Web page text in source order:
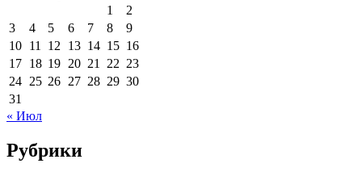
1
2
3
4 5 6 7 8
9
10 11 12 13 14 15 16
17 18 19 20 21 22 23
24 25 26 27 28 29 30
31
« Июл
Рубрики